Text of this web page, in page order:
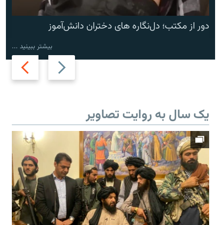
Previous
slide
Next
slide
دور از مکتب؛ دل‌نگاره های دختران دانش‌آموز
بیشتر ببینید ...
یک سال به روایت تصاویر